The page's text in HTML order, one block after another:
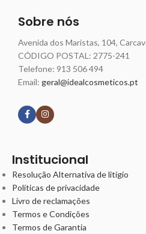
Sobre nós
Avenida dos Maristas, 104,
CÓDIGO POSTAL: 2775-241
Telefone: 913 506 494
Email: geral@idealcosmeticos.pt
Institucional
Resolução Alternativa de litígio
Políticas de privacidade
Livro de reclamações
Termos e Condições
Termos de Garantia